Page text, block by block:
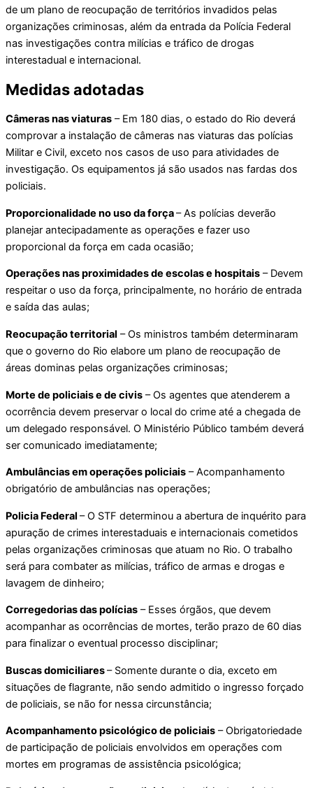
de um plano de reocupação de territórios invadidos pelas
organizações criminosas, além da entrada da Polícia Federal
nas investigações contra milícias e tráfico de drogas
interestadual e internacional.
Medidas adotadas
Câmeras nas viaturas – Em 180 dias, o estado do Rio deverá
comprovar a instalação de câmeras nas viaturas das polícias
Militar e Civil, exceto nos casos de uso para atividades de
investigação. Os equipamentos já são usados nas fardas dos
policiais.
Proporcionalidade no uso da força– As polícias deverão
planejar antecipadamente as operações e fazer uso
proporcional da força em cada ocasião;
Operações nas proximidades de escolas e hospitais – Devem
respeitar o uso da força, principalmente, no horário de entrada
e saída das aulas;
Reocupação territorial – Os ministros também determinaram
que o governo do Rio elabore um plano de reocupação de
áreas dominas pelas organizações criminosas;
Morte de policiais e de civis – Os agentes que atenderem a
ocorrência devem preservar o local do crime até a chegada de
um delegado responsável. O Ministério Público também deverá
ser comunicado imediatamente;
Ambulâncias em operações policiais – Acompanhamento
obrigatório de ambulâncias nas operações;
Policia Federal – O STF determinou a abertura de inquérito para
apuração de crimes interestaduais e internacionais cometidos
pelas organizações criminosas que atuam no Rio. O trabalho
será para combater as milícias, tráfico de armas e drogas e
lavagem de dinheiro;
Corregedorias das polícias – Esses órgãos, que devem
acompanhar as ocorrências de mortes, terão prazo de 60 dias
para finalizar o eventual processo disciplinar;
Buscas domiciliares– Somente durante o dia, exceto em
situações de flagrante, não sendo admitido o ingresso forçado
de policiais, se não for nessa circunstância;
Acompanhamento psicológico de policiais – Obrigatoriedade
de participação de policiais envolvidos em operações com
mortes em programas de assistência psicológica;